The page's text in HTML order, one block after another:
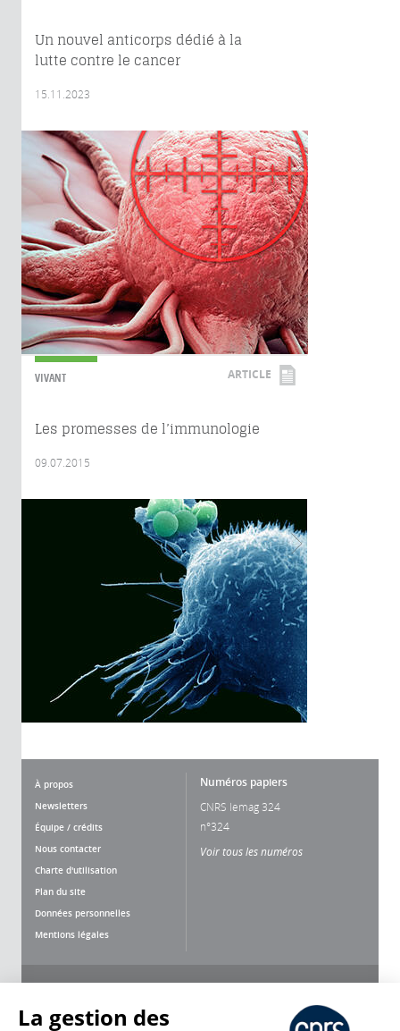
Un nouvel anticorps dédié à la
lutte contre le cancer
15.11.2023
VIVANT ARTICLE
Les promesses de l’immunologie
09.07.2015
À propos
Newsletters
Équipe / crédits
Nous contacter
Charte d'utilisation
Plan du site
Données personnelles
Mentions légales
Numéros papiers
CNRS lemag 324
n°324
Voir tous les numéros
La gestion des